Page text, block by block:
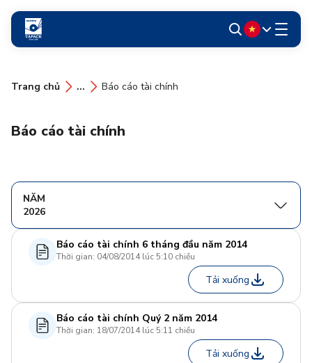
Trang chủ ... Báo cáo tài chính
Báo cáo tài chính
NĂM
2026
Báo cáo tài chính 6 tháng đầu năm 2014
Thời gian: 04/08/2014 lúc 5:10 chiều
Tải xuống
Báo cáo tài chính Quý 2 năm 2014
Thời gian: 18/07/2014 lúc 5:11 chiều
Tải xuống